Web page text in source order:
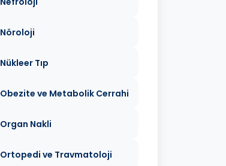
Nöroloji
Nükleer Tıp
Obezite ve Metabolik Cerrahi
Organ Nakli
Ortopedi ve Travmatoloji